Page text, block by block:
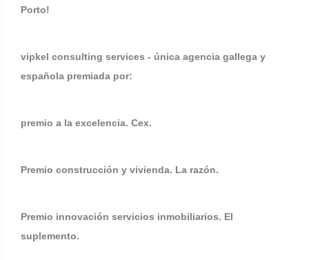
Porto!
vipkel consulting services - única agencia gallega y
española premiada por:
premio a la excelencia. Cex.
Premio construcción y vivienda. La razón.
Premio innovación servicios inmobiliarios. El
suplemento.